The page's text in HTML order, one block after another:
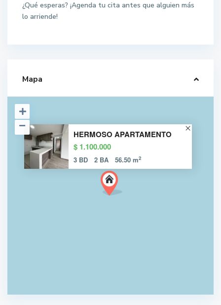
¿Qué esperas? ¡Agenda tu cita antes que alguien más
lo arriende!
Mapa
HERMOSO APARTAMENTO
$ 1.100.000
3 BD 2 BA 56.50 m2